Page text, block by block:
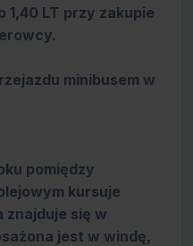
1,40 LT przy zakupie
minibusem w
pomiędzy
kursuje
znajduje się w
jest w windę,